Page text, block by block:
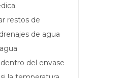
restos de
de agua
dentro del envase